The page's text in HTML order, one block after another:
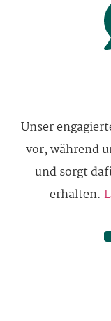
Unser
vor, während
und sorgt
erhalten.